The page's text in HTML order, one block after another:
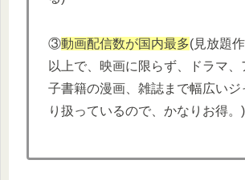
③動画配信数が国内最多(見放題
以上で、映画に限らず、ドラマ、
子書籍の漫画、雑誌まで幅広いジ
り扱っているので、かなりお得。)